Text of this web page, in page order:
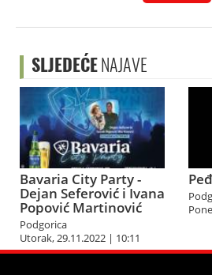
SLJEDEĆENAJAVE
Bavaria City Party -
Dejan Seferović i Ivana
Popović Martinović
Podgorica
Utorak, 29.11.2022 | 10:11